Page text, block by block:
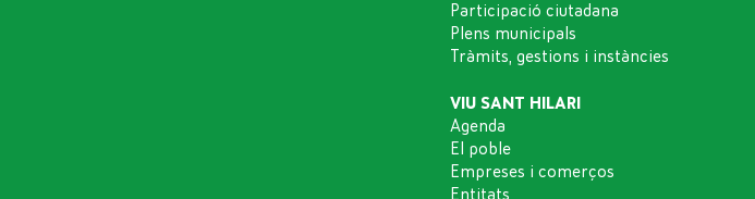
Participació ciutadana
Plens municipals
Tràmits, gestions i instàncies
VIU SANT HILARI
Agenda
El poble
Empreses i comerços
Entitats